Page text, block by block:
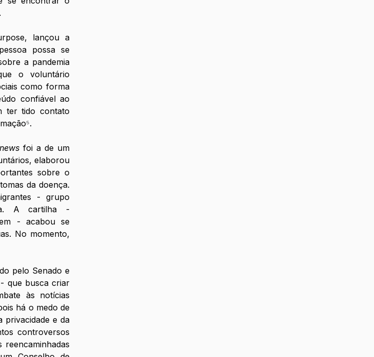
lançou a
possa se
a pandemia
o voluntário
como forma
confiável ao
ter tido contato
⁵.
foi a de um
elaborou
sobre o
da doença.
- grupo
A cartilha -
- acabou se
No momento,
pelo Senado e
que busca criar
às notícias
há o medo de
privacidade e da
controversos